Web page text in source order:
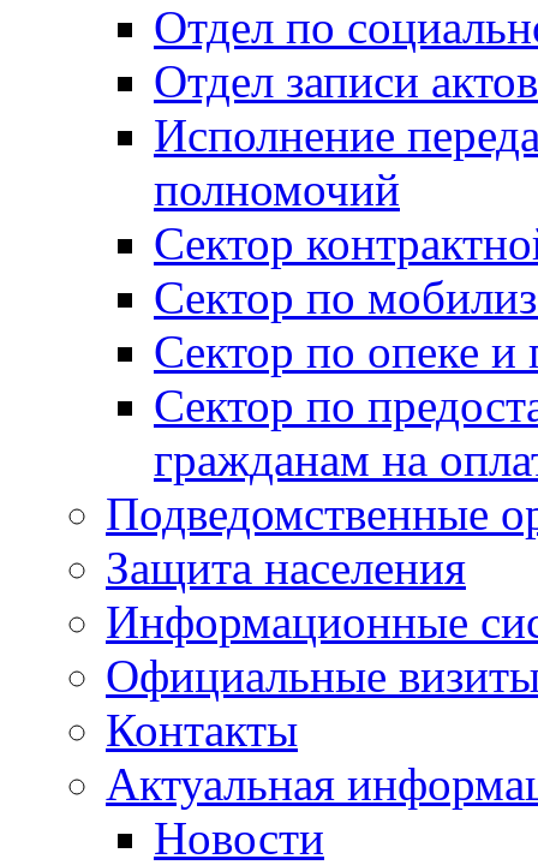
Отдел по
Отдел записи
Исполнение
полномочий
Сектор
Сектор по
Сектор по опеке и
Сектор по
гражданам на
Подведомственные
Защита населения
Информационные
Официальные
Контакты
Актуальная
Новости